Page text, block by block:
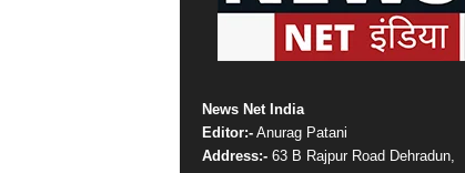
News Net India
Editor:-Anurag Patani
Address:-63 B Rajpur Road Dehradun,